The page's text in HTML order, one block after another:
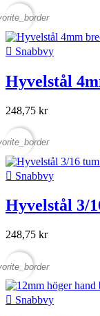
 Snabbvy
Hyvelstål
248,75 kr
 Snabbvy
Hyvelstål 3/
248,75 kr
 Snabbvy